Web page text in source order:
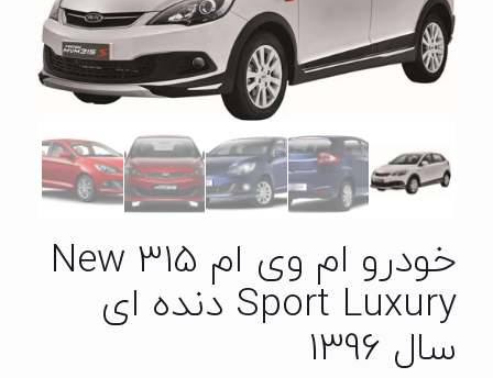
خودرو ام وی ام 315 New
Sport Luxury دنده ای
سال 1396